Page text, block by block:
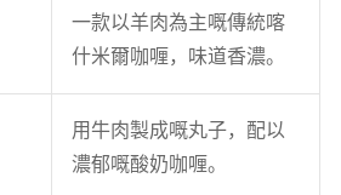
一款以羊肉為主嘅傳統喀
什米爾咖喱，味道香濃。
用牛肉製成嘅丸子，配以
濃郁嘅酸奶咖喱。